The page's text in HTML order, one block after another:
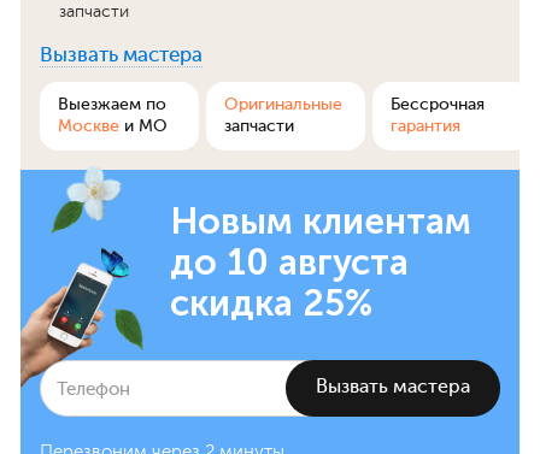
запчасти
Вызвать мастера
Выезжаем по
Москве и МО
Оригинальные
запчасти
Бессрочная
гарантия
Новым клиентам
до 10 августа
скидка 25%